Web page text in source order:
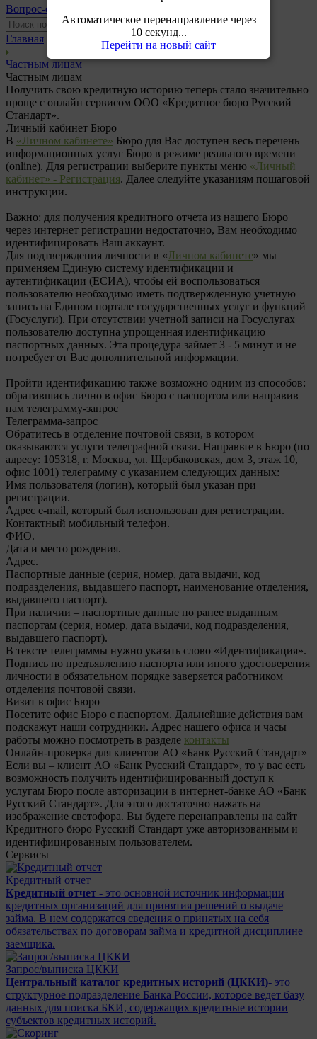
Автоматическое перенаправление через
10 секунд...
Перейти на новый сайт
Вопрос-ответ
Главная
Частным лицам
Частным лицам
Получить свою кредитную историю теперь стало значительно
проще с онлайн сервисом ООО «Кредитное бюро Русский
Стандарт».
Личный кабинет Бюро
В «Личном кабинете» Бюро для Вас доступен весь перечень
информационных услуг Бюро в режиме реального времени
(online). Для регистрации выберите пункты меню «Личный
кабинет» - Регистрация. Далее следуйте указаниям пошаговой
инструкции.
Важно: для получения кредитного отчета из нашего Бюро
через интернет регистрации недостаточно, Вам необходимо
идентифицировать Ваш аккаунт.
Для подтверждения личности в «Личном кабинете» мы
применяем Единую систему идентификации и
аутентификации (ЕСИА), чтобы ей воспользоваться
пользователю необходимо иметь подтвержденную учетную
запись на Едином портале государственных услуг и функций
(Госуслуги). При отсутствии учетной записи на Госуслугах
пользователю доступна упрощенная идентификацию
паспортных данных. Эта процедура займет 3 - 5 минут и не
потребует от Вас дополнительной информации.
Пройти идентификацию также возможно одним из способов:
обратившись лично в офис Бюро с паспортом или направив
нам телеграмму-запрос
Телеграмма-запрос
Обратитесь в отделение почтовой связи, в котором
оказываются услуги телеграфной связи. Направьте в Бюро (по
адресу: 105318, г. Москва, ул. Щербаковская, дом 3, этаж 10,
офис 1001) телеграмму с указанием следующих данных:
Имя пользователя (логин), который был указан при
регистрации.
Адрес e-mail, который был использован для регистрации.
Контактный мобильный телефон.
ФИО.
Дата и место рождения.
Адрес.
Паспортные данные (серия, номер, дата выдачи, код
подразделения, выдавшего паспорт, наименование отделения,
выдавшего паспорт).
При наличии – паспортные данные по ранее выданным
паспортам (серия, номер, дата выдачи, код подразделения,
выдавшего паспорт).
В тексте телеграммы нужно указать слово «Идентификация».
Подпись по предъявлению паспорта или иного удостоверения
личности в обязательном порядке заверяется работником
отделения почтовой связи.
Визит в офис Бюро
Посетите офис Бюро с паспортом. Дальнейшие действия вам
подскажут наши сотрудники. Адрес нашего офиса и часы
работы можно посмотреть в разделе контакты
Онлайн-проверка для клиентов АО «Банк Русский Стандарт»
Если вы – клиент АО «Банк Русский Стандарт», то у вас есть
возможность получить идентифицированный доступ к
услугам Бюро после авторизации в интернет-банке АО «Банк
Русский Стандарт». Для этого достаточно нажать на
изображение светофора. Вы будете перенаправлены на сайт
Кредитного бюро Русский Стандарт уже авторизованным и
идентифицированным пользователем.
Сервисы
Кредитный отчет
Кредитный отчет - это основной источник информации
кредитных организаций для принятия решений о выдаче
займа. В нем содержатся сведения о принятых на себя
обязательствах по договорам займа и кредитной дисциплине
заемщика.
Запрос/выписка ЦККИ
Центральный каталог кредитных историй (ЦККИ)- это
структурное подразделение Банка России, которое ведет базу
данных для поиска БКИ, содержащих кредитные истории
субъектов кредитных историй.